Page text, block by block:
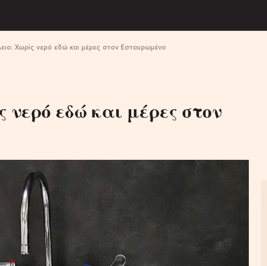
Χωρίς νερό εδώ και μέρες στον Εσταυρωμένο
εδώ και μέρες στον